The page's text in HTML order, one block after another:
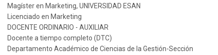
Magíster en Marketing, UNIVERSIDAD ESAN
Licenciado en Marketing
DOCENTE ORDINARIO - AUXILIAR
Docente a tiempo completo (DTC)
Departamento Académico de Ciencias de la Gestión-Sección